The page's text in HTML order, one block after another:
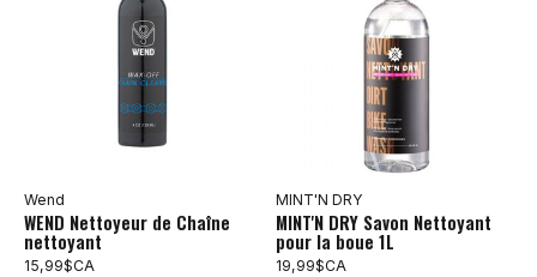
Wend
WEND Nettoyeur de Chaîne
nettoyant
15,99$CA
MINT'N DRY
MINT'N DRY Savon Nettoyant
pour la boue 1L
19,99$CA